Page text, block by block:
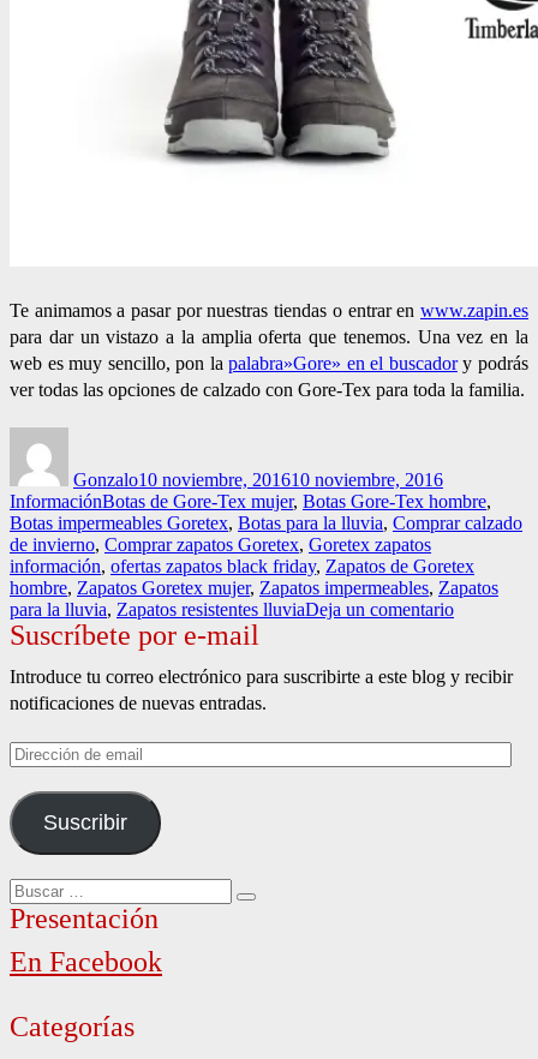
Te animamos a pasar por nuestras tiendas o entrar en www.zapin.es
para dar un vistazo a la amplia oferta que tenemos. Una vez en la
web es muy sencillo, pon lapalabra»Gore» en el buscadory podrás
ver todas las opciones de calzado con Gore-Tex para toda la familia.
Gonzalo10 noviembre, 201610 noviembre, 2016
InformaciónEtiquetas
Botas de Gore-Tex mujer, Botas Gore-Tex hombre,
Botas impermeables Goretex, Botas para la lluvia, Comprar calzado
de invierno, Comprar zapatos Goretex, Goretex zapatos
información, ofertas zapatos black friday, Zapatos de Goretex
hombre, Zapatos Goretex mujer, Zapatos impermeables, Zapatos
para la lluvia, Zapatos resistentes lluviaDeja un comentarioen
garantía
Suscríbete por e-mail
Introduce tu correo electrónico para suscribirte a este blog y recibir
notificaciones de nuevas entradas.
Dirección
email
Suscribir
Buscar
por:
Buscar
Presentación
En Facebook
Categorías